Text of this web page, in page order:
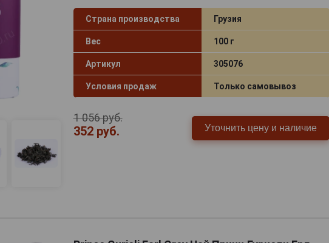
Страна производства Грузия
Вес 100 г
Артикул 305076
Условия продаж Только самовывоз
1 056 руб.
352 руб. Уточнить цену и наличие